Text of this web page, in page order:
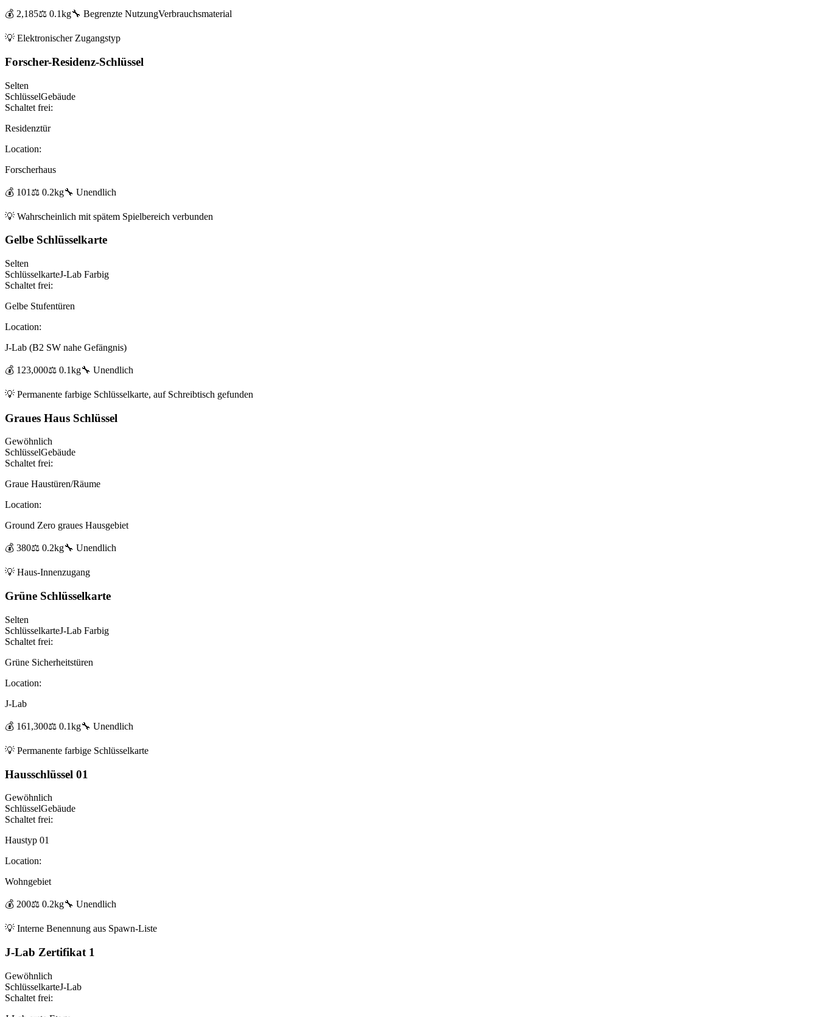
💰 2,185⚖️ 0.1kg🔧 Begrenzte NutzungVerbrauchsmaterial
💡 Elektronischer Zugangstyp
Forscher-Residenz-Schlüssel
Selten
SchlüsselGebäude
Schaltet frei:
Residenztür
Location:
Forscherhaus
💰 101 ⚖️ 0.2kg🔧 Unendlich
💡 Wahrscheinlich mit spätem Spielbereich verbunden
Gelbe Schlüsselkarte
Selten
SchlüsselkarteJ-Lab Farbig
Schaltet frei:
Gelbe Stufentüren
Location:
J-Lab (B2 SW nahe Gefängnis)
💰 123,000⚖️ 0.1kg🔧 Unendlich
💡 Permanente farbige Schlüsselkarte, auf Schreibtisch gefunden
Graues Haus Schlüssel
Gewöhnlich
SchlüsselGebäude
Schaltet frei:
Graue Haustüren/Räume
Location:
Ground Zero graues Hausgebiet
💰 380⚖️ 0.2kg🔧 Unendlich
💡 Haus-Innenzugang
Grüne Schlüsselkarte
Selten
SchlüsselkarteJ-Lab Farbig
Schaltet frei:
Grüne Sicherheitstüren
Location:
J-Lab
💰 161,300⚖️ 0.1kg🔧 Unendlich
💡 Permanente farbige Schlüsselkarte
Hausschlüssel 01
Gewöhnlich
SchlüsselGebäude
Schaltet frei:
Haustyp 01
Location:
Wohngebiet
💰 200⚖️ 0.2kg🔧 Unendlich
💡 Interne Benennung aus Spawn-Liste
J-Lab Zertifikat 1
Gewöhnlich
SchlüsselkarteJ-Lab
Schaltet frei: